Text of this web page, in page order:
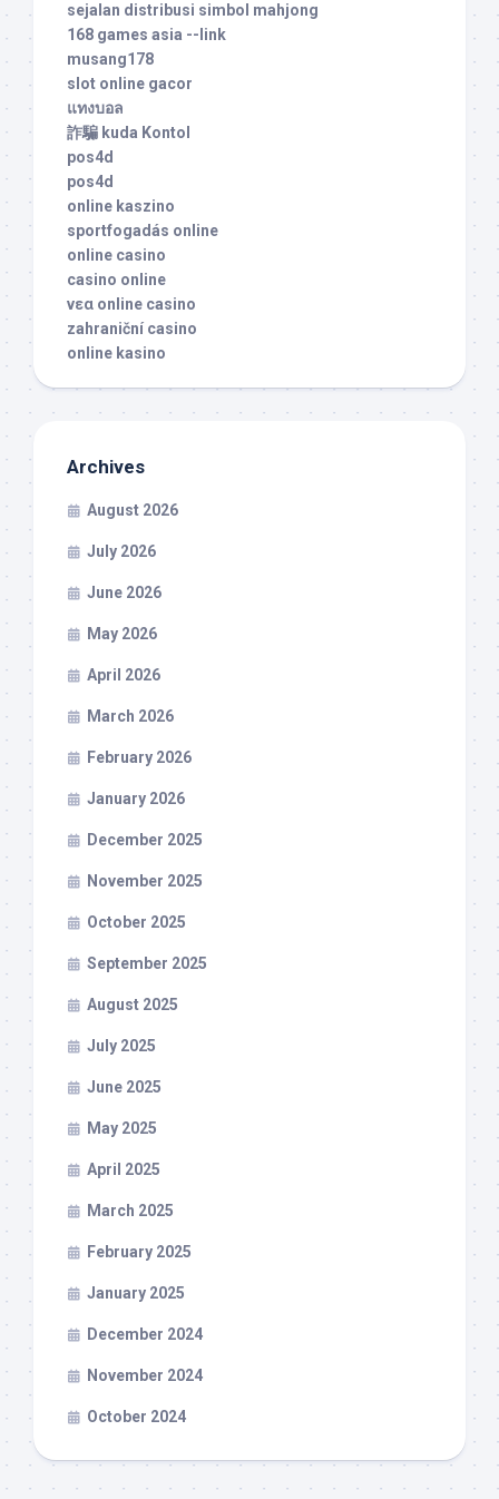
sejalan distribusi simbol mahjong
168 games asia --link
musang178
slot online gacor
แทงบอล
詐騙 kuda Kontol
pos4d
pos4d
online kaszino
sportfogadás online
online casino
casino online
νεα online casino
zahraniční casino
online kasino
Archives
August 2026
July 2026
June 2026
May 2026
April 2026
March 2026
February 2026
January 2026
December 2025
November 2025
October 2025
September 2025
August 2025
July 2025
June 2025
May 2025
April 2025
March 2025
February 2025
January 2025
December 2024
November 2024
October 2024